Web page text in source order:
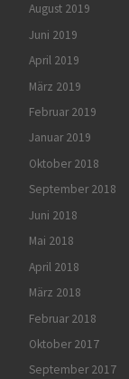
August 2019
Juni 2019
April 2019
März 2019
Februar 2019
Januar 2019
Oktober 2018
September 2018
Juni 2018
Mai 2018
April 2018
März 2018
Februar 2018
Oktober 2017
September 2017